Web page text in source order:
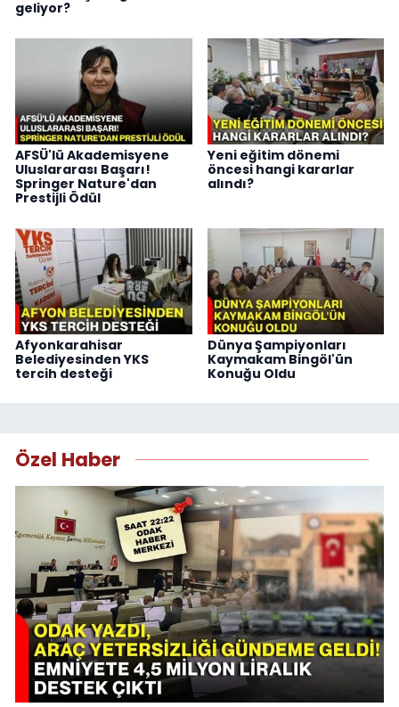
geliyor?
AFSÜ'lü Akademisyene
Uluslararası Başarı!
Springer Nature'dan
Prestijli Ödül
Yeni eğitim dönemi
öncesi hangi kararlar
alındı?
Afyonkarahisar
Belediyesinden YKS
tercih desteği
Dünya Şampiyonları
Kaymakam Bingöl'ün
Konuğu Oldu
Özel Haber